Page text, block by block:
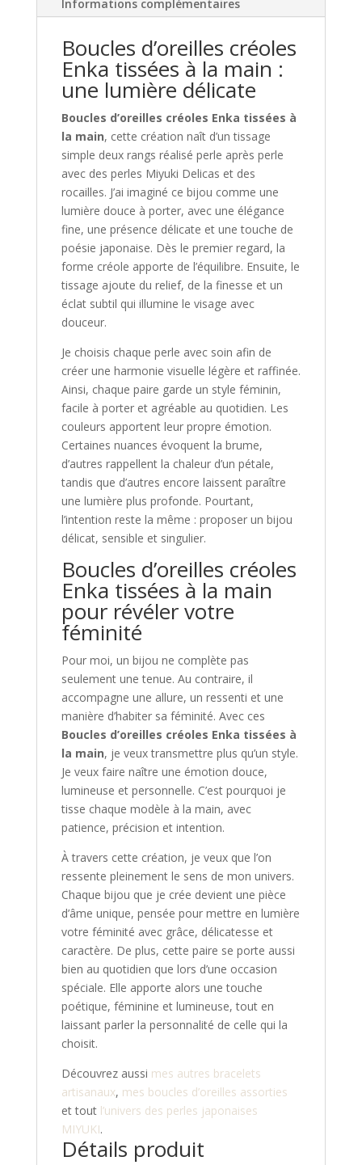
CREASInformations complémentaires
Boucles d’oreilles créoles
Enka tissées à la main :
une lumière délicate
Boucles d’oreilles créoles Enka tissées à
la main, cette création naît d’un tissage
simple deux rangs réalisé perle après perle
avec des perles Miyuki Delicas et des
rocailles. J’ai imaginé ce bijou comme une
lumière douce à porter, avec une élégance
fine, une présence délicate et une touche de
poésie japonaise. Dès le premier regard, la
forme créole apporte de l’équilibre. Ensuite, le
tissage ajoute du relief, de la finesse et un
éclat subtil qui illumine le visage avec
douceur.
Je choisis chaque perle avec soin afin de
créer une harmonie visuelle légère et raffinée.
Ainsi, chaque paire garde un style féminin,
facile à porter et agréable au quotidien. Les
couleurs apportent leur propre émotion.
Certaines nuances évoquent la brume,
d’autres rappellent la chaleur d’un pétale,
tandis que d’autres encore laissent paraître
une lumière plus profonde. Pourtant,
l’intention reste la même : proposer un bijou
délicat, sensible et singulier.
Boucles d’oreilles créoles
Enka tissées à la main
pour révéler votre
féminité
Pour moi, un bijou ne complète pas
seulement une tenue. Au contraire, il
accompagne une allure, un ressenti et une
manière d’habiter sa féminité. Avec ces
Boucles d’oreilles créoles Enka tissées à
la main, je veux transmettre plus qu’un style.
Je veux faire naître une émotion douce,
lumineuse et personnelle. C’est pourquoi je
tisse chaque modèle à la main, avec
patience, précision et intention.
À travers cette création, je veux que l’on
ressente pleinement le sens de mon univers.
Chaque bijou que je crée devient une pièce
d’âme unique, pensée pour mettre en lumière
votre féminité avec grâce, délicatesse et
caractère. De plus, cette paire se porte aussi
bien au quotidien que lors d’une occasion
spéciale. Elle apporte alors une touche
poétique, féminine et lumineuse, tout en
laissant parler la personnalité de celle qui la
choisit.
Découvrez aussi mes autres bracelets
artisanaux, mes boucles d’oreilles assorties
et tout l’univers des perles japonaises
MIYUKI.
Détails produit